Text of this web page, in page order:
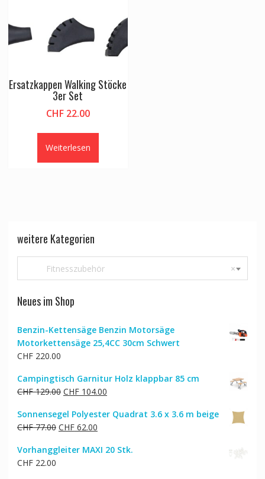
Ersatzkappen Walking Stöcke
3er Set
CHF22.00
Weiterlesen
weitere Kategorien
×
Fitnesszubehör
Neues im Shop
Benzin-Kettensäge Benzin Motorsäge
Motorkettensäge 25,4CC 30cm Schwert
CHF220.00
Campingtisch Garnitur Holz klappbar 85 cm
CHF129.00 Ursprünglicher
war:
CHF 129.00
CHF104.00Aktueller
ist:
Sonnensegel Polyester Quadrat 3.6 x 3.6 m beige
CHF77.00 Ursprünglicher
war:
CHF62.00Aktueller
ist:
Vorhanggleiter MAXI 20 Stk.
CHF22.00